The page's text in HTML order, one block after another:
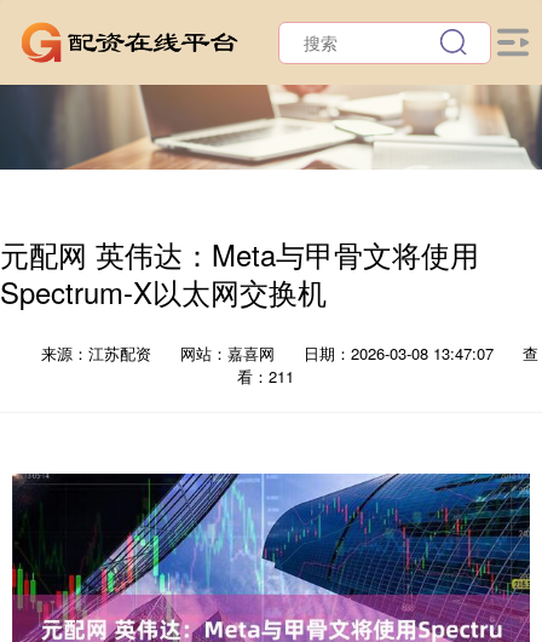
元配网 英伟达：Meta与甲骨文将使用
Spectrum-X以太网交换机
来源：江苏配资 网站：嘉喜网 日期：2026-03-08 13:47:07
查
看：211